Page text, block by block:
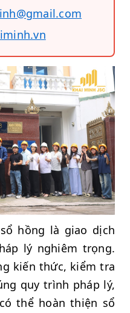
hồng là giao dịch
lý nghiêm trọng.
kiến thức, kiểm tra
quy trình pháp lý,
thể hoàn thiện sổ